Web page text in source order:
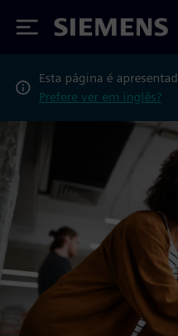
Siemens
Esta página é
Prefere ver em inglês?